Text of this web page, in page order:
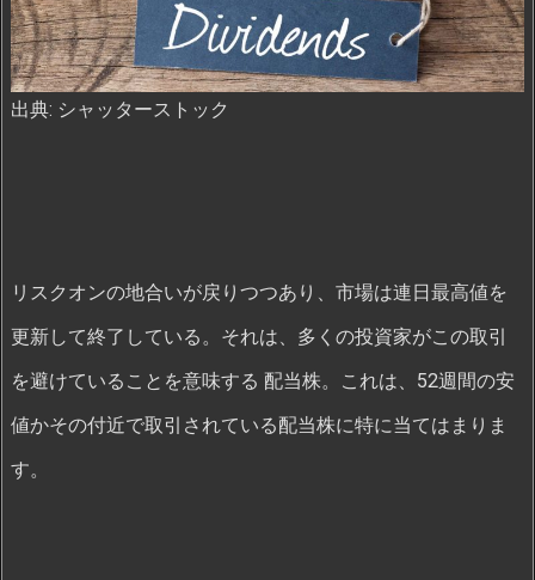
出典: シャッターストック
リスクオンの地合いが戻りつつあり、市場は連日最高値を
更新して終了している。それは、多くの投資家がこの取引
を避けていることを意味する 配当株。これは、52週間の安
値かその付近で取引されている配当株に特に当てはまりま
す。